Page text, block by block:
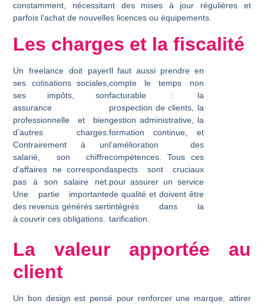
constamment, nécessitant des mises à jour régulières et
parfois l’achat de nouvelles licences ou équipements.
Les charges et la fiscalité
Un freelance doit payer
ses cotisations sociales,
ses impôts, son
assurance
professionnelle et bien
d’autres charges.
Contrairement à un
salarié, son chiffre
d’affaires ne correspond
pas à son salaire net.
Une partie importante
des revenus générés sert
à couvrir ces obligations.
Il faut aussi prendre en
compte le temps non
facturable : la
prospection de clients, la
gestion administrative, la
formation continue, et
l’amélioration des
compétences. Tous ces
aspects sont cruciaux
pour assurer un service
de qualité et doivent être
intégrés dans la
tarification.
La valeur apportée au
client
Un bon design est pensé pour renforcer une marque, attirer